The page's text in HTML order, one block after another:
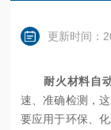
更新时间：
耐火材料自
速、准确检测，
要应用于环保、